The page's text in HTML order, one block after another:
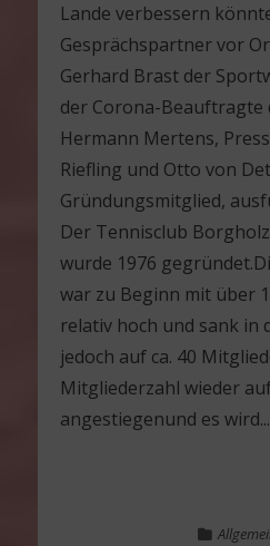
Lande verbessern
Gesprächspartner vor
Gerhard Brast der
der Corona-Beauftragte
Hermann Mertens,
Riefling und Otto von
Gründungsmitglied,
Der Tennisclub
wurde 1976
war zu Beginn mit über
relativ hoch und sank in
jedoch auf ca. 40
Mitgliederzahl wieder
angestiegenund es wird...